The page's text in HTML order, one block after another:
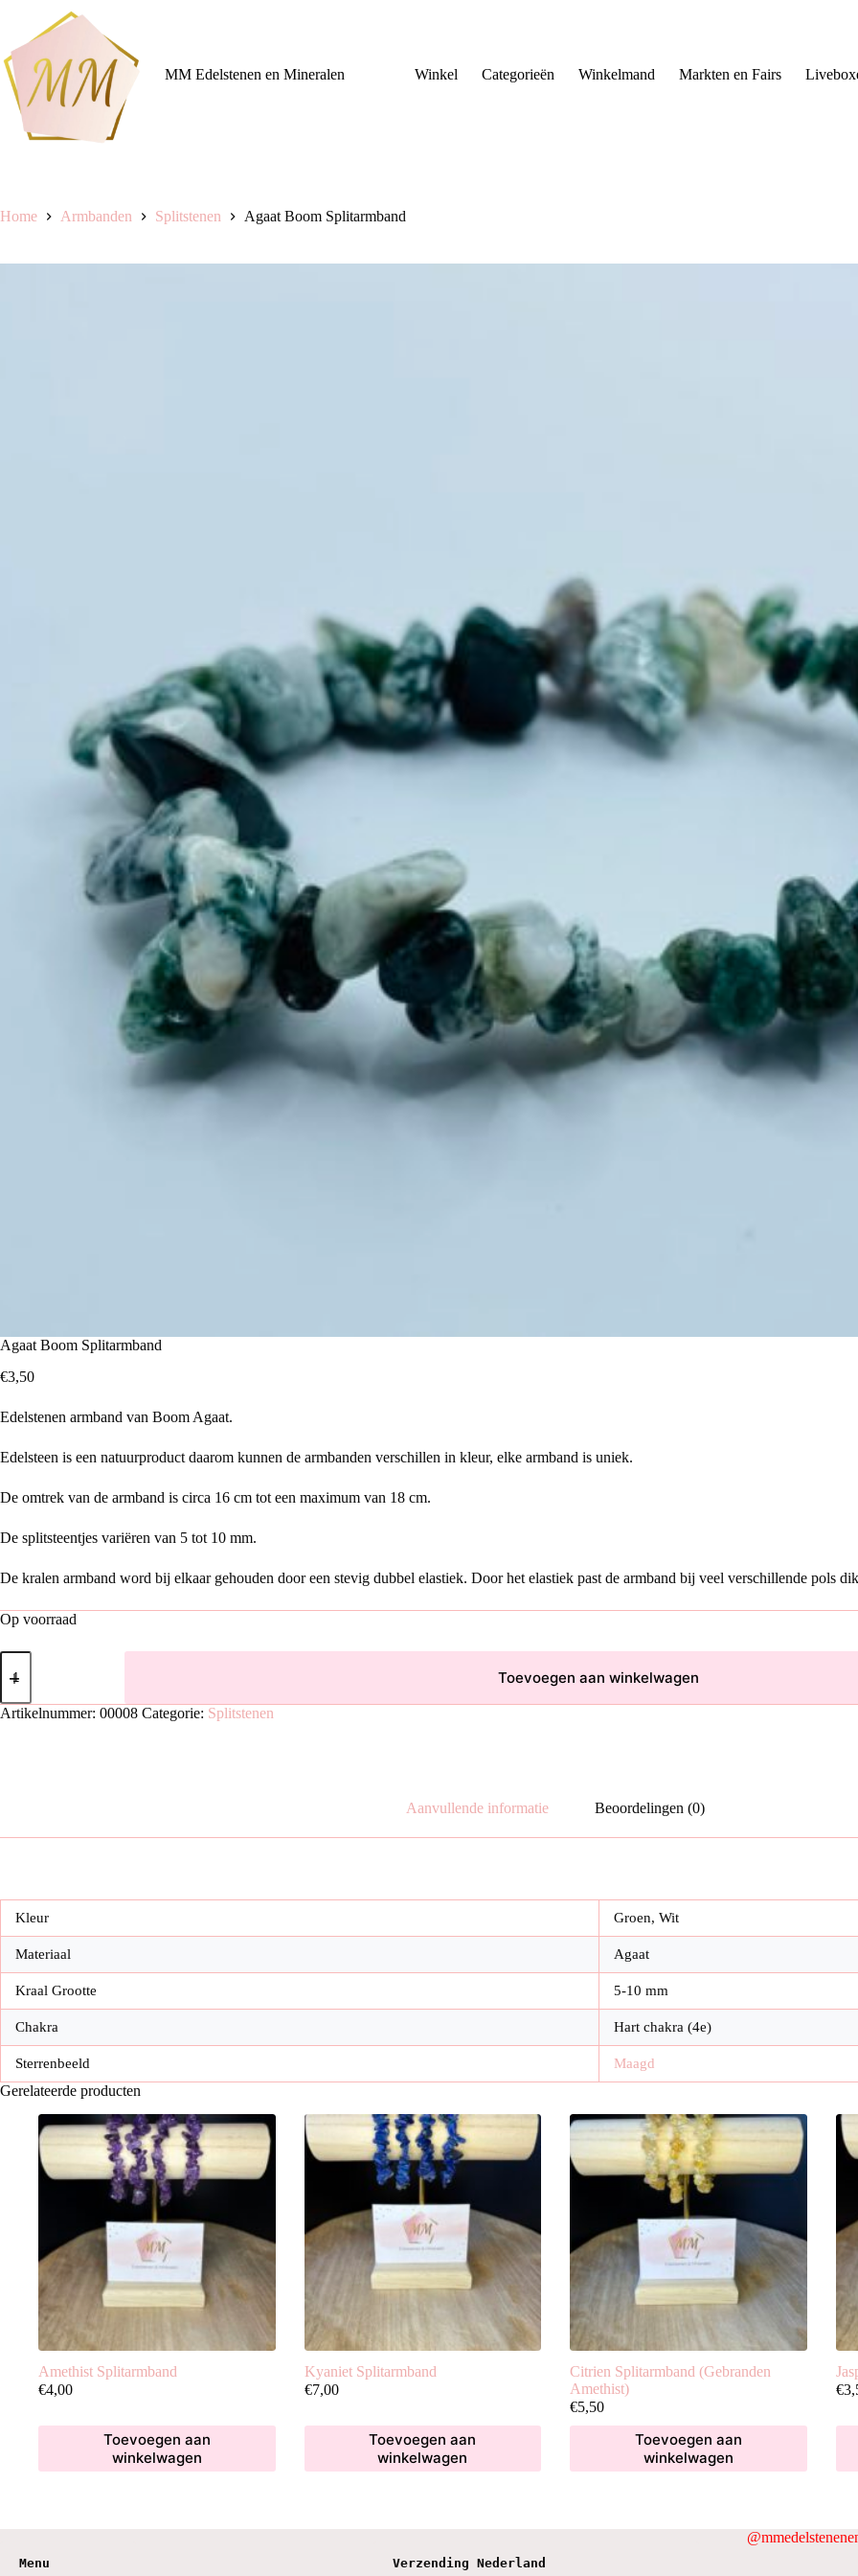
inhoud
MM Edelstenen en Mineralen
Winkel Categorieën Winkelmand Markten en Fairs
Home Armbanden Splitstenen Agaat Boom Splitarmband
Agaat Boom Splitarmband
€3,50
Edelstenen armband van Boom Agaat.
Edelsteen is een natuurproduct daarom kunnen de armbanden verschillen in kleur, elke armband is uniek.
De omtrek van de armband is circa 16 cm tot een maximum van 18 cm.
De splitsteentjes variëren van 5 tot 10 mm.
De kralen armband word bij elkaar gehouden door een stevig dubbel elastiek. Door het elastiek past de armband bij veel verschillende pols
Op voorraad
Agaat
Boom
aantal
Toevoegen aan winkelwagen
Artikelnummer: 00008 Categorie: Splitstenen
Aanvullende informatie Beoordelingen (0)
Kleur Groen, Wit
Materiaal Agaat
Kraal Grootte 5-10 mm
Chakra Hart chakra (4e)
Sterrenbeeld Maagd
Gerelateerde producten
Amethist Splitarmband
€4,00
Toevoegen aan
winkelwagen
Kyaniet Splitarmband
€7,00
Toevoegen aan
winkelwagen
Citrien Splitarmband (Gebranden
Amethist)
€5,50
Toevoegen aan
winkelwagen
€
Menu Verzending Nederland